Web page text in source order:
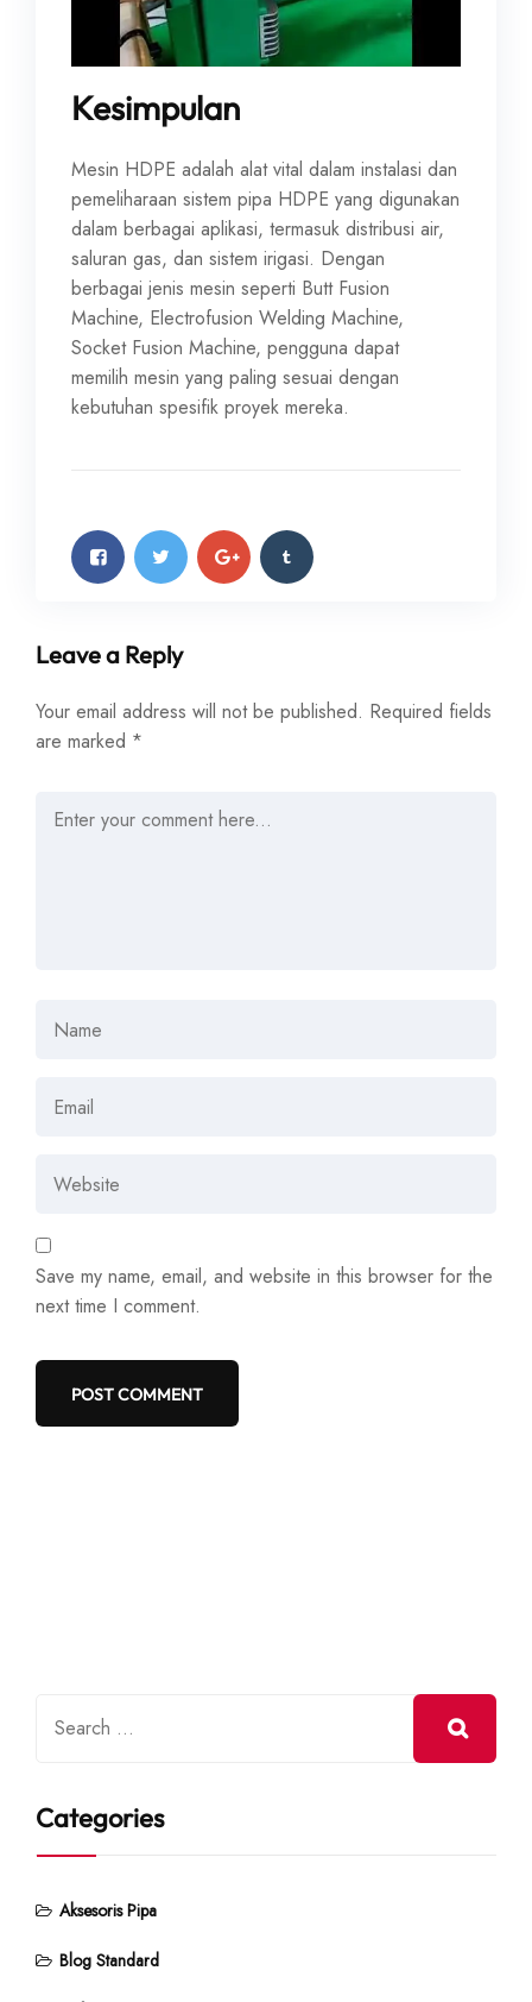
Kesimpulan
Mesin HDPE adalah alat vital dalam instalasi dan
pemeliharaan sistem pipa HDPE yang digunakan
dalam berbagai aplikasi, termasuk distribusi air,
saluran gas, dan sistem irigasi. Dengan
berbagai jenis mesin seperti Butt Fusion
Machine, Electrofusion Welding Machine,
Socket Fusion Machine, pengguna dapat
memilih mesin yang paling sesuai dengan
kebutuhan spesifik proyek mereka.
Leave a Reply
Your email address will not be published. Required fields
are marked *
Save my name, email, and website in this browser for the
next time I comment.
Categories
Aksesoris Pipa
Blog Standard